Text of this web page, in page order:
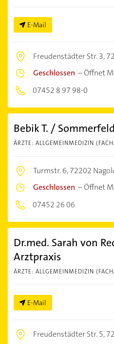
E-Mail
Freudenstädter Str. 3,
Geschlossen –Öffnet
07452 8 97 98-0
Bebik T. /
ÄRZTE: ALLGEMEINMEDIZIN
Turmstr. 6,72202
Geschlossen –Öffnet
07452 26 06
Dr.med. Sarah von
Arztpraxis
ÄRZTE: ALLGEMEINMEDIZIN
E-Mail
Freudenstädter Str. 5,